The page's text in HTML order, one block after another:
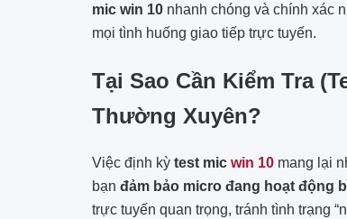
mic win 10 nhanh chóng và chính xác
mọi tình huống giao tiếp trực tuyến.
Tại Sao Cần Kiểm Tra
Thường Xuyên?
Việc định kỳ test mic win 10 mang lại
bạn đảm bảo micro đang hoạt động
trực tuyến quan trọng, tránh tình trạng